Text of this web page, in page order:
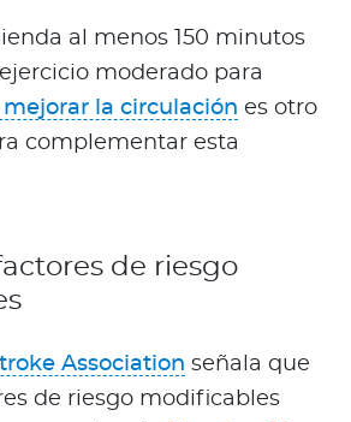
al menos 150 minutos
moderado para
mejorar la circulación es otro
complementar esta
de riesgo
Association señala que
de riesgo modificables